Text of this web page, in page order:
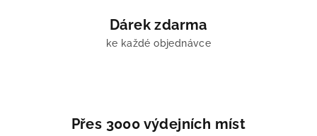
Dárek zdarma
ke každé objednávce
Přes 3000 výdejních míst